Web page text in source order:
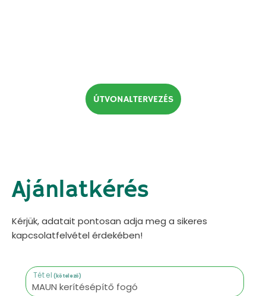
ÚTVONALTERVEZÉS
Ajánlatkérés
Kérjük, adatait pontosan adja meg a sikeres
kapcsolatfelvétel érdekében!
Tétel(kötelező)